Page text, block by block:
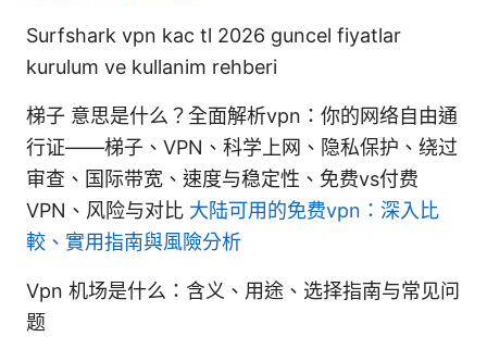
Surfshark vpn kac tl 2026 guncel fiyatlar
kurulum ve kullanim rehberi
梯子 意思是什么？全面解析vpn：你的网络自由通
行证——梯子、VPN、科学上网、隐私保护、绕过
审查、国际带宽、速度与稳定性、免费vs付费
VPN、风险与对比 大陆可用的免费vpn：深入比
較、實用指南與風險分析
Vpn 机场是什么：含义、用途、选择指南与常见问
题